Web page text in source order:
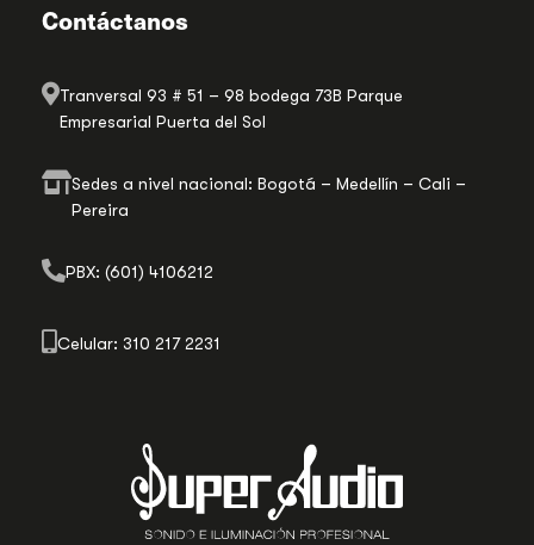
Contáctanos
Tranversal 93 # 51 – 98 bodega 73B Parque
Empresarial Puerta del Sol
Sedes a nivel nacional: Bogotá – Medellín – Cali –
Pereira
PBX: (601) 4106212
Celular: 310 217 2231